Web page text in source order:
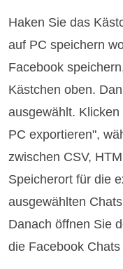
Haken Sie das
auf PC speichern
Facebook
Kästchen oben.
ausgewählt.
PC exportieren",
zwischen CSV,
Speicherort für die
ausgewählten
Danach öffnen Sie
die Facebook